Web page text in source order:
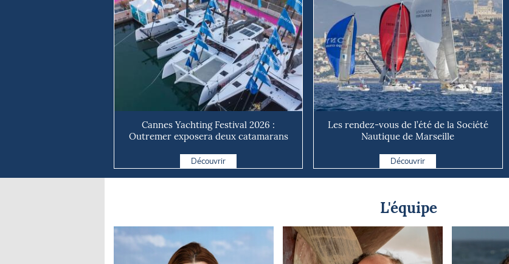
Cannes Yachting Festival 2026 :
Outremer exposera deux catamarans
Découvrir
Les rendez-vous de l’été de la Société
Nautique de Marseille
Découvrir
L'équipe